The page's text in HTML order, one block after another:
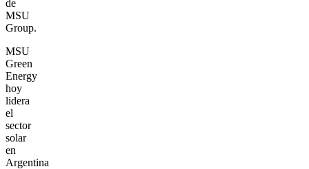
de
MSU
Group.
MSU
Green
Energy
hoy
lidera
el
sector
solar
en
Argentina